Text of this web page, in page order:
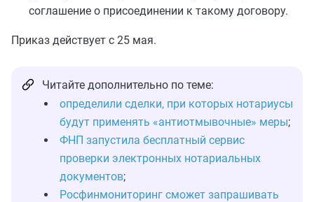
соглашение о присоединении к такому договору.
Приказ действует с 25 мая.
Читайте дополнительно по теме:
определили сделки, при которых нотариусы
будут применять «антиотмывочные» меры;
ФНП запустила бесплатный сервис
проверки электронных нотариальных
документов;
Росфинмониторинг сможет запрашивать